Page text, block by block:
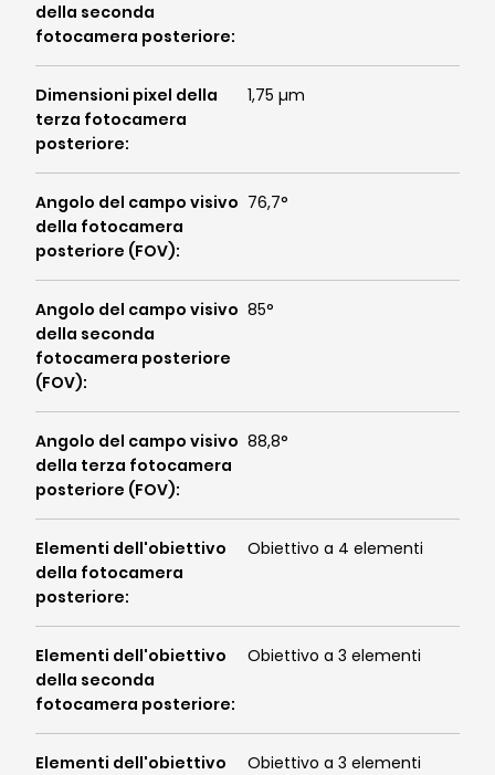
della seconda
fotocamera posteriore:
Dimensioni pixel della
terza fotocamera
posteriore:
1,75 µm
Angolo del campo visivo
della fotocamera
posteriore (FOV):
76,7°
Angolo del campo visivo
della seconda
fotocamera posteriore
(FOV):
85°
Angolo del campo visivo
della terza fotocamera
posteriore (FOV):
88,8°
Elementi dell'obiettivo
della fotocamera
posteriore:
Obiettivo a 4 elementi
Elementi dell'obiettivo
della seconda
fotocamera posteriore:
Obiettivo a 3 elementi
Elementi dell'obiettivo
Obiettivo a 3 elementi